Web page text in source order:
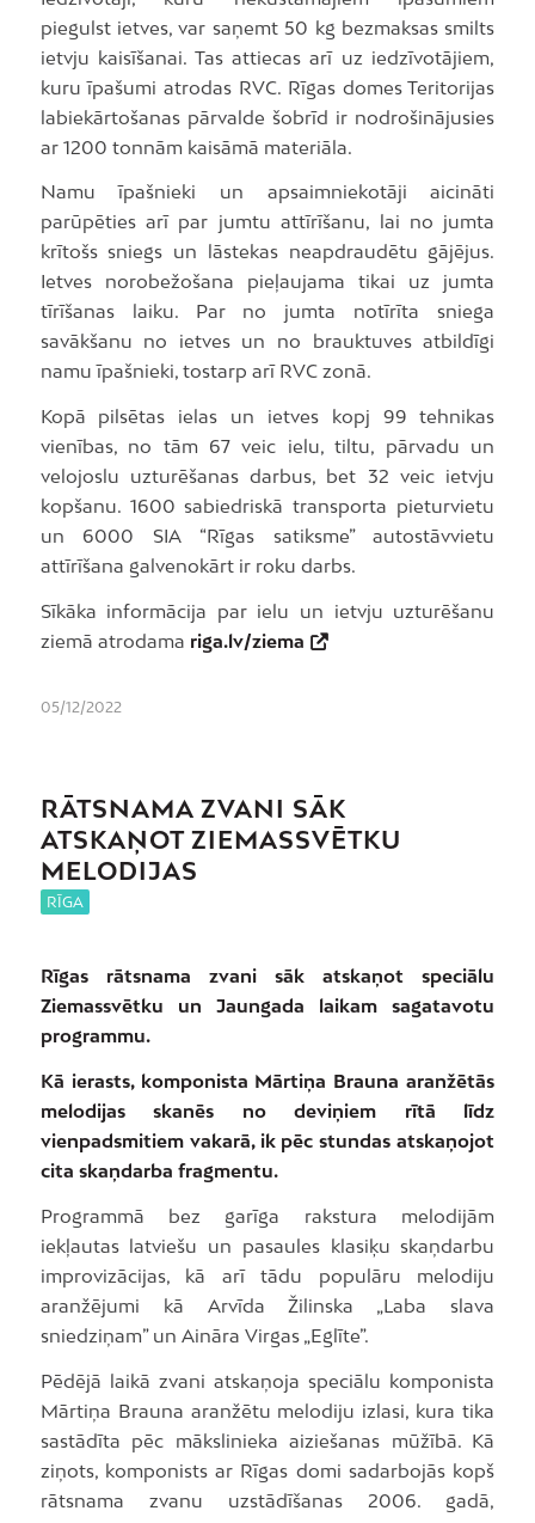
piegulst ietves, var saņemt 50 kg bezmaksas smilts
ietvju kaisīšanai. Tas attiecas arī uz iedzīvotājiem,
kuru īpašumi atrodas RVC. Rīgas domes Teritorijas
labiekārtošanas pārvalde šobrīd ir nodrošinājusies
ar 1200 tonnām kaisāmā materiāla.
Namu īpašnieki un apsaimniekotāji aicināti
parūpēties arī par jumtu attīrīšanu, lai no jumta
krītošs sniegs un lāstekas neapdraudētu gājējus.
Ietves norobežošana pieļaujama tikai uz jumta
tīrīšanas laiku. Par no jumta notīrīta sniega
savākšanu no ietves un no brauktuves atbildīgi
namu īpašnieki, tostarp arī RVC zonā.
Kopā pilsētas ielas un ietves kopj 99 tehnikas
vienības, no tām 67 veic ielu, tiltu, pārvadu un
velojoslu uzturēšanas darbus, bet 32 veic ietvju
kopšanu. 1600 sabiedriskā transporta pieturvietu
un 6000 SIA “Rīgas satiksme” autostāvvietu
attīrīšana galvenokārt ir roku darbs.
Sīkāka informācija par ielu un ietvju uzturēšanu
ziemā atrodama riga.lv/ziema
05/12/2022
RĀTSNAMA ZVANI SĀK
ATSKAŅOT ZIEMASSVĒTKU
MELODIJAS
RĪGA
Rīgas rātsnama zvani sāk atskaņot speciālu
Ziemassvētku un Jaungada laikam sagatavotu
programmu.
Kā ierasts, komponista Mārtiņa Brauna aranžētās
melodijas skanēs no deviņiem rītā līdz
vienpadsmitiem vakarā, ik pēc stundas atskaņojot
cita skaņdarba fragmentu.
Programmā bez garīga rakstura melodijām
iekļautas latviešu un pasaules klasiķu skaņdarbu
improvizācijas, kā arī tādu populāru melodiju
aranžējumi kā Arvīda Žilinska „Laba slava
sniedziņam” un Aināra Virgas „Eglīte”.
Pēdējā laikā zvani atskaņoja speciālu komponista
Mārtiņa Brauna aranžētu melodiju izlasi, kura tika
sastādīta pēc mākslinieka aiziešanas mūžībā. Kā
ziņots, komponists ar Rīgas domi sadarbojās kopš
rātsnama zvanu uzstādīšanas 2006. gadā,